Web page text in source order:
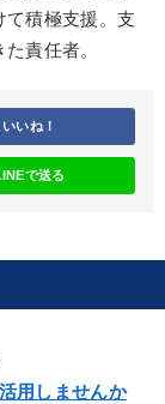
て積極支援。支
責任者。
いいね！
で送る
用しませんか